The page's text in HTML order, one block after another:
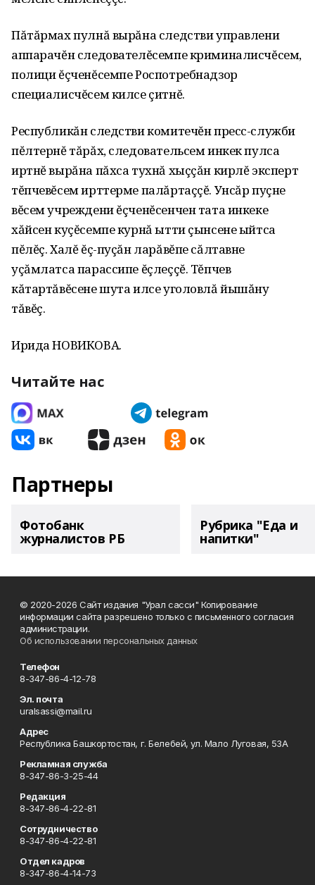
Пăтăрмах пулнă вырăна следстви управлени
аппарачĕн следователĕсемпе криминалисчĕсем‚
полици ĕçченĕсемпе Роспотребнадзор
специалисчĕсем килсе çитнĕ.
Республикăн следстви комитечĕн пресс-служби
пĕлтернĕ тăрăх‚ следовательсем инкек пулса
иртнĕ вырăна пăхса тухнă хыççăн кирлĕ эксперт
тĕпчевĕсем ирттерме палăртаççĕ. Унсăр пуçне
вĕсем учреждени ĕçченĕсенчен тата инкеке
хăйсен куçĕсемпе курнă ытти çынсене ыйтса
пĕлĕç. Халĕ ĕç-пуçăн ларăвĕпе сăлтавне
уçăмлатса парассипе ĕçлеççĕ. Тĕпчев
кăтартăвĕсене шута илсе уголовлă йышăну
тăвĕç.
Ирида НОВИКОВА.
Читайте нас
Партнеры
Фотобанк
журналистов РБ
Рубрика "Еда и
напитки"
© 2020-2026 Сайт издания "Урал сасси" Копирование
информации сайта разрешено только с письменного согласия
администрации.
Об использовании персональных данных
Телефон
8-347-86-4-12-78
Эл. почта
uralsassi@mail.ru
Адрес
Республика Башкортостан, г. Белебей, ул. Мало Луговая, 53А
Рекламная служба
8-347-86-3-25-44
Редакция
8-347-86-4-22-81
Сотрудничество
8-347-86-4-22-81
Отдел кадров
8-347-86-4-14-73